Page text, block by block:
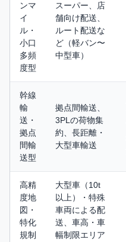
ンマ
イ
ル・
小口
多頻
度型
スーパー、店
舗向け配送、
ルート配送な
ど（軽バン〜
中型車）
幹線
輸
送・
拠点
間輸
送型
拠点間輸送、
3PLの荷物集
約、長距離・
大型車輸送
高精
度地
図・
特化
規制
大型車（10t
以上）・特殊
車両による配
送、車高・車
幅制限エリア